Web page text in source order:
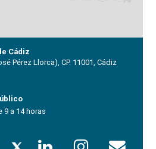
Cádiz
Pérez Llorca), CP. 11001, Cádiz
9 a 14 horas